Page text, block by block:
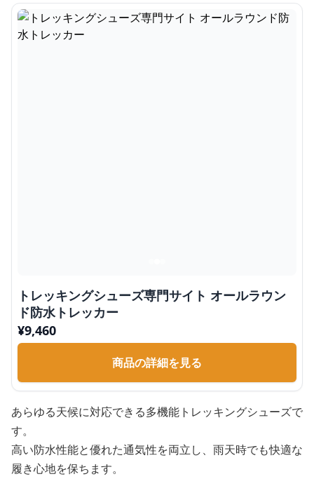
トレッキングシューズ専門サイト オールラウン
ド防水トレッカー
¥9,460
商品の詳細を見る
あらゆる天候に対応できる多機能トレッキングシューズで
す。
高い防水性能と優れた通気性を両立し、雨天時でも快適な
履き心地を保ちます。